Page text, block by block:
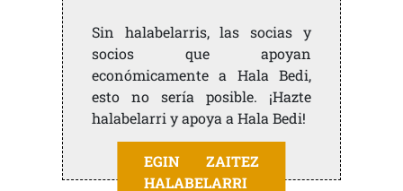
Sin halabelarris, las socias y
socios que apoyan
económicamente a Hala Bedi,
esto no sería posible. ¡Hazte
halabelarri y apoya a Hala Bedi!
EGIN ZAITEZ
HALABELARRI